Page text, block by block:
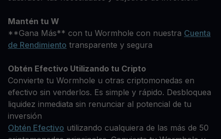
Mantén tu W
**Gana Más** con tu Wormhole con nuestra Cuenta
de Rendimiento transparente y segura
Obtén Efectivo Utilizando tu Cripto
Convierte tu Wormhole u otras criptomonedas en
efectivo sin venderlos. Es simple y rápido. Desbloquea
liquidez inmediata sin renunciar al potencial de tu
inversión
Obtén Efectivo utilizando cualquiera de las más de 50